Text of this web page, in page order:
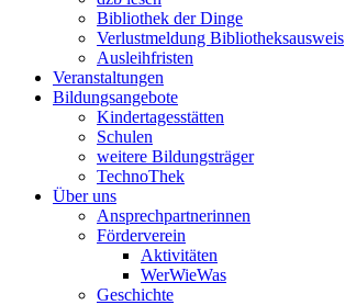
Bibliothek der Dinge
Verlustmeldung Bibliotheksausweis
Ausleihfristen
Veranstaltungen
Bildungsangebote
Kindertagesstätten
Schulen
weitere Bildungsträger
TechnoThek
Über uns
Ansprechpartnerinnen
Förderverein
Aktivitäten
WerWieWas
Geschichte